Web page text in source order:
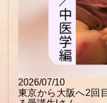
2026/07/10
東京から大阪へ2回